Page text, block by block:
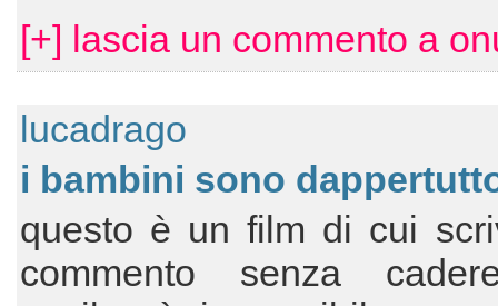
[+] lascia un commento a
lucadrago
i bambini sono
questo è un film di cui
commento senza